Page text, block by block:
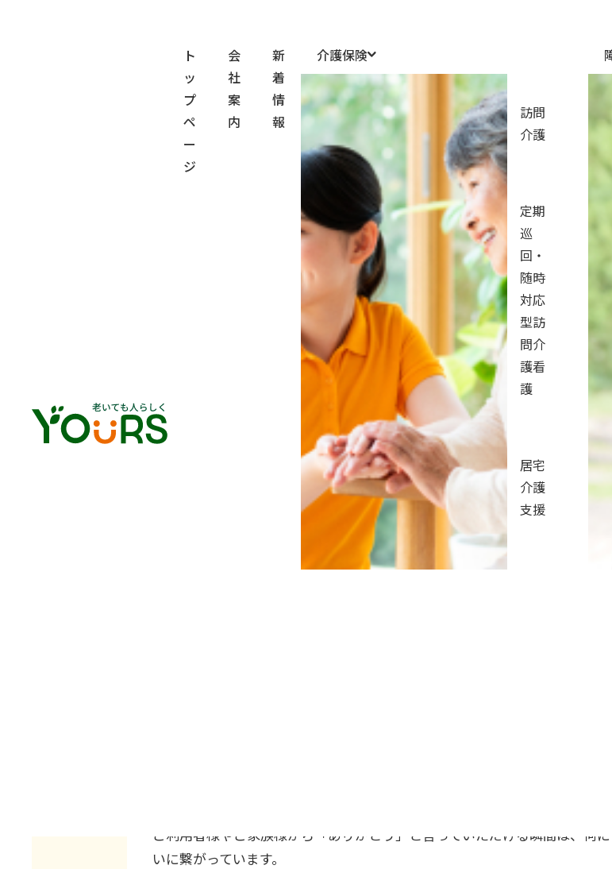
ト
ッ
プ
ペ
ー
ジ
会
社
案
内
新
着
情
報
介護保険
訪問
介護
定期
巡
回・
随時
対応
型訪
問介
護看
護
居宅
介護
支援
社員インタビュー
人生経験
今は誰かの
H.Tさ
やすらぎ
介護の仕事をはじめたきっかけ
子育てがひと段落し、国の難病指定を受けていた父の介護を終えた頃、私
剣に考えるようになりました。
父の介護をしていた当時、「介護する側も、される側も、お互いが少しで
その資格を活かし、今度は社会の中で誰かの役に立てたら——そんな想い
ご利用者様やご家族様から「ありがとう」と言っていただける瞬間は、何
いに繋がっています。